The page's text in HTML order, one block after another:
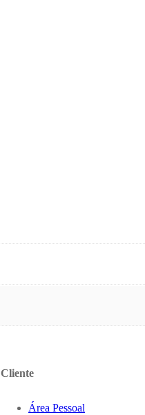
Cliente
Área Pessoal